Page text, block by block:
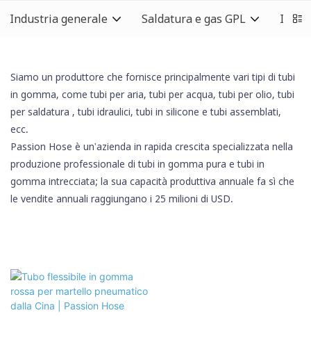
Industria generale Saldatura e gas GPL
Siamo un produttore che fornisce principalmente vari tipi di tubi
in gomma, come tubi per aria, tubi per acqua, tubi per olio,tubi
per saldatura , tubi idraulici,tubi in silicone e tubi assemblati,
ecc.
Passion Hose è un'azienda in rapida crescita specializzata nella
produzione professionale di tubi in gomma pura e tubi in
gomma intrecciata; la sua capacità produttiva annuale fa sì che
le vendite annuali raggiungano i 25 milioni di USD.